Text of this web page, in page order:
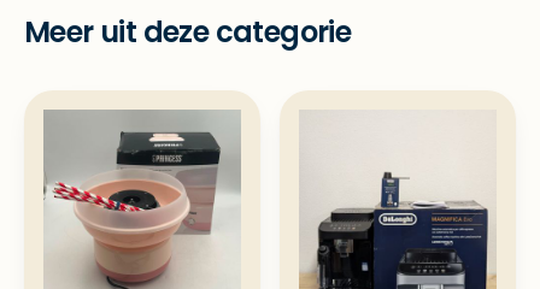
Meer uit deze categorie